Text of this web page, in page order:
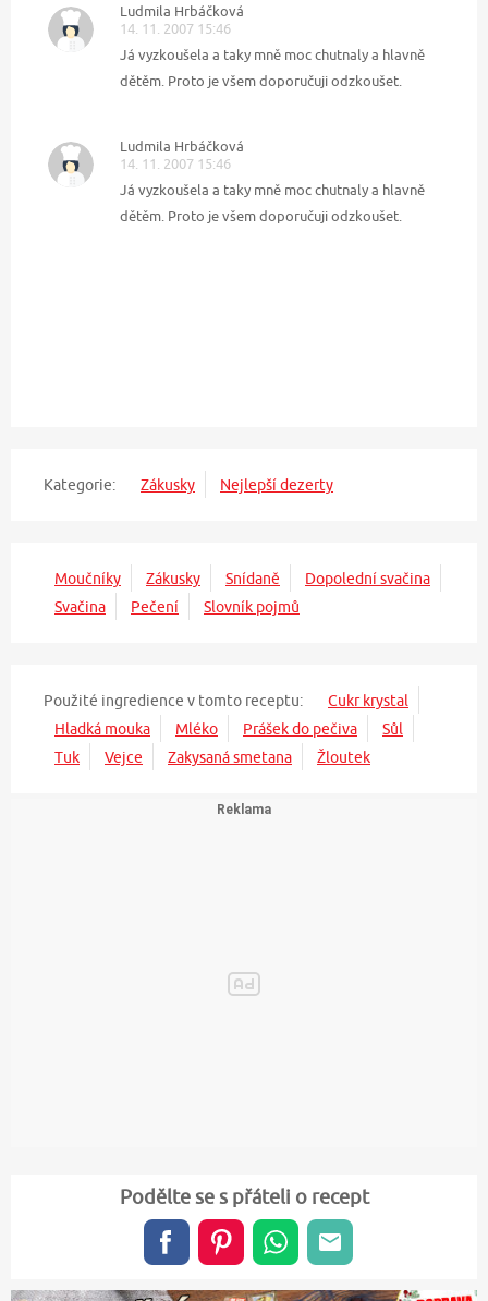
Ludmila Hrbáčková
14. 11. 2007 15:46
Já vyzkoušela a taky mně moc chutnaly a hlavně
dětěm. Proto je všem doporučuji odzkoušet.
Ludmila Hrbáčková
14. 11. 2007 15:46
Já vyzkoušela a taky mně moc chutnaly a hlavně
dětěm. Proto je všem doporučuji odzkoušet.
Kategorie: Zákusky Nejlepší dezerty
Moučníky Zákusky Snídaně
Dopolední svačina
Svačina
Pečení Slovník pojmů
Použité ingredience v tomto receptu:
Cukr krystal
Hladká mouka
Mléko Prášek do pečiva
Sůl
Tuk
Vejce Zakysaná smetana Žloutek
Podělte se s přáteli o recept